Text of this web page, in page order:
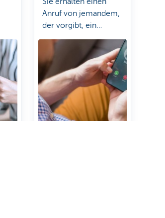
Anruf von jemandem,
der vorgibt, ein
Mitarbeiter der KBC zu
sein. Der Betrüger
versucht, Ihr Vertrauen
zu gewinnen, um Ihre
Daten zu stehlen. ​Lesen
Sie, wie​